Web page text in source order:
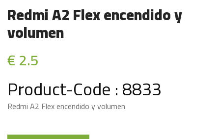
Redmi A2 Flex encendido y
volumen
€ 2.5
Product-Code : 8833
Redmi A2 Flex encendido y volumen